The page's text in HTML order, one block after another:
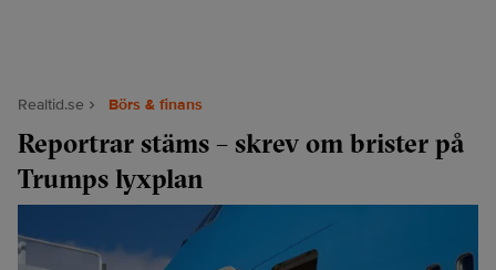
Realtid.se Börs & finans
Reportrar stäms – skrev om brister på
Trumps lyxplan